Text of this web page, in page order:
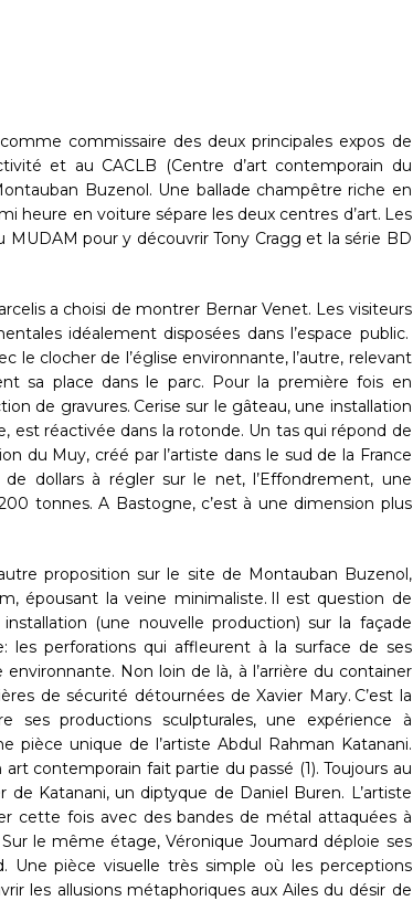
commissaire des deux principales expos de
et au CACLB (Centre d’art contemporain du
Buzenol. Une ballade champêtre riche en
heure en voiture sépare les deux centres d’art. Les
pour y découvrir Tony Cragg et la série BD
a choisi de montrer Bernar Venet. Les visiteurs
idéalement disposées dans l’espace public.
le clocher de l’église environnante, l’autre, relevant
sa place dans le parc. Pour la première fois en
de gravures. Cerise sur le gâteau, une installation
est réactivée dans la rotonde. Un tas qui répond de
du Muy, créé par l’artiste dans le sud de la France
dollars à régler sur le net, l’Effondrement, une
tonnes. A Bastogne, c’est à une dimension plus
proposition sur le site de Montauban Buzenol,
épousant la veine minimaliste. Il est question de
(une nouvelle production) sur la façade
les perforations qui affleurent à la surface de ses
Non loin de là, à l’arrière du container
de sécurité détournées de Xavier Mary. C’est la
ses productions sculpturales, une expérience à
pièce unique de l’artiste Abdul Rahman Katanani.
contemporain fait partie du passé (1). Toujours au
de Katanani, un diptyque de Daniel Buren. L’artiste
cette fois avec des bandes de métal attaquées à
le même étage, Véronique Joumard déploie ses
Une pièce visuelle très simple où les perceptions
les allusions métaphoriques aux Ailes du désir de